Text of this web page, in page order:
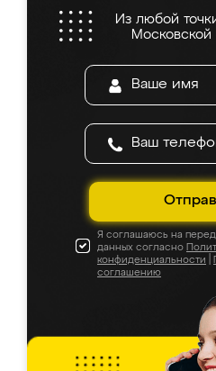
Из любой
Московской
Я соглашаюсь на
данных согласно
конфиденциальности
соглашению